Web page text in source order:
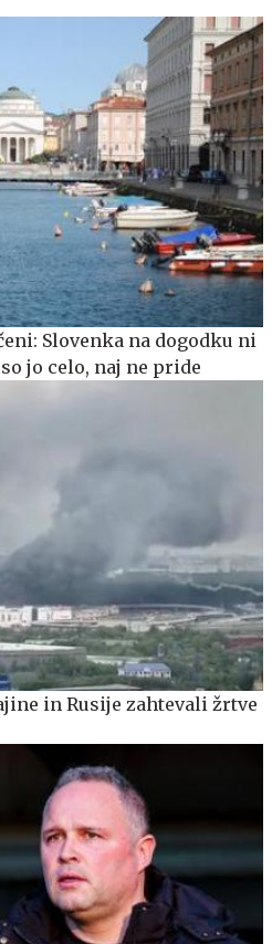
Slovenka na dogodku ni
jo celo, naj ne pride
in Rusije zahtevali žrtve